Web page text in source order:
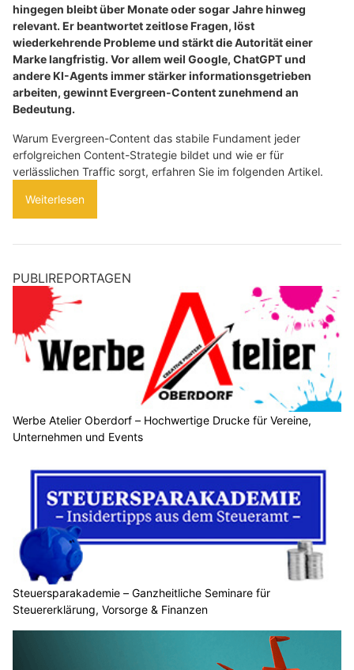
hingegen bleibt über Monate oder sogar Jahre hinweg
relevant. Er beantwortet zeitlose Fragen, löst
wiederkehrende Probleme und stärkt die Autorität einer
Marke langfristig. Vor allem weil Google, ChatGPT und
andere KI-Agents immer stärker informationsgetrieben
arbeiten, gewinnt Evergreen-Content zunehmend an
Bedeutung.
Warum Evergreen-Content das stabile Fundament jeder
erfolgreichen Content-Strategie bildet und wie er für
verlässlichen Traffic sorgt, erfahren Sie im folgenden Artikel.
Weiterlesen
PUBLIREPORTAGEN
Werbe Atelier Oberdorf – Hochwertige Drucke für Vereine,
Unternehmen und Events
Steuersparakademie – Ganzheitliche Seminare für
Steuererklärung, Vorsorge & Finanzen